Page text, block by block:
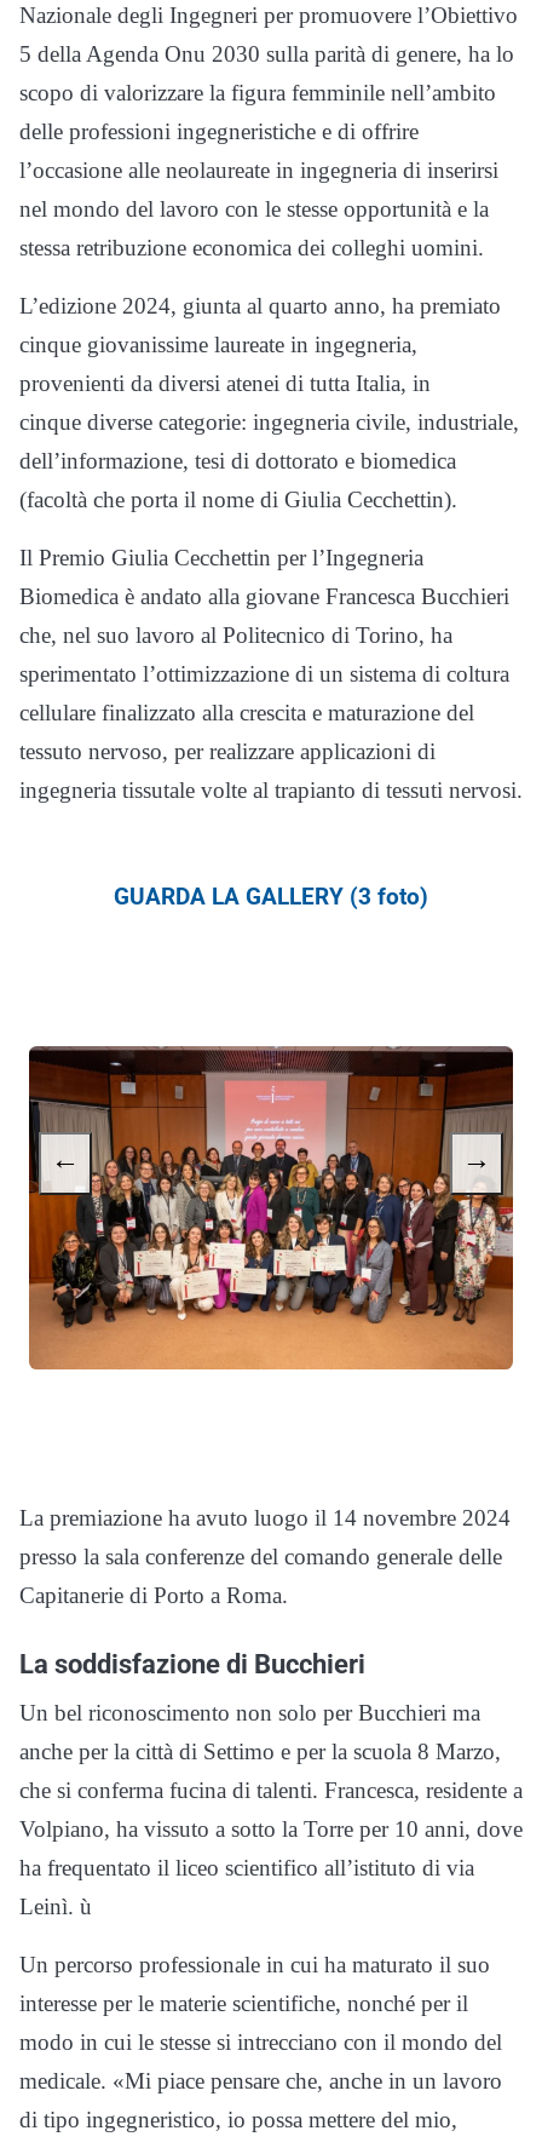
Nazionale degli Ingegneri per promuovere l’Obiettivo
5 della Agenda Onu 2030 sulla parità di genere, ha lo
scopo di valorizzare la figura femminile nell’ambito
delle professioni ingegneristiche e di offrire
l’occasione alle neolaureate in ingegneria di inserirsi
nel mondo del lavoro con le stesse opportunità e la
stessa retribuzione economica dei colleghi uomini.
L’edizione 2024, giunta al quarto anno, ha premiato
cinque giovanissime laureate in ingegneria,
provenienti da diversi atenei di tutta Italia, in
cinque diverse categorie: ingegneria civile, industriale,
dell’informazione, tesi di dottorato e biomedica
(facoltà che porta il nome di Giulia Cecchettin).
Il Premio Giulia Cecchettin per l’Ingegneria
Biomedica è andato alla giovane Francesca Bucchieri
che, nel suo lavoro al Politecnico di Torino, ha
sperimentato l’ottimizzazione di un sistema di coltura
cellulare finalizzato alla crescita e maturazione del
tessuto nervoso, per realizzare applicazioni di
ingegneria tissutale volte al trapianto di tessuti nervosi.
GUARDA LA GALLERY (3 foto)
← →
La premiazione ha avuto luogo il 14 novembre 2024
presso la sala conferenze del comando generale delle
Capitanerie di Porto a Roma.
La soddisfazione di Bucchieri
Un bel riconoscimento non solo per Bucchieri ma
anche per la città di Settimo e per la scuola 8 Marzo,
che si conferma fucina di talenti. Francesca, residente a
Volpiano, ha vissuto a sotto la Torre per 10 anni, dove
ha frequentato il liceo scientifico all’istituto di via
Leinì. ù
Un percorso professionale in cui ha maturato il suo
interesse per le materie scientifiche, nonché per il
modo in cui le stesse si intrecciano con il mondo del
medicale. «Mi piace pensare che, anche in un lavoro
di tipo ingegneristico, io possa mettere del mio,